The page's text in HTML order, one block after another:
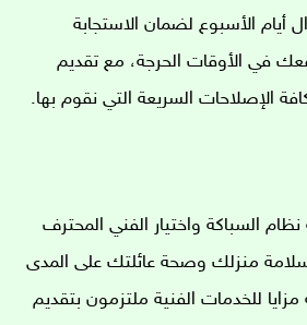
طوال أيام الأسبوع لضمان الاستجابة
في الأوقات الحرجة، مع تقديم
الإصلاحات السريعة التي نقوم بها.
السباكة واختيار الفني المحترف
منزلك وصحة عائلتك على المدى
للخدمات الفنية ملتزمون بتقديم